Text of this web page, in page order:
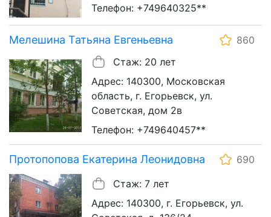
Телефон: +749640325**
Мелешина Татьяна Евгеньевна
860
Стаж: 20 лет
Адрес: 140300, Московская
область, г. Егорьевск, ул.
Советская, дом 2в
Телефон: +749640457**
Протопопова Екатерина Леонидовна
690
Стаж: 7 лет
Адрес: 140300, г. Егорьевск, ул.